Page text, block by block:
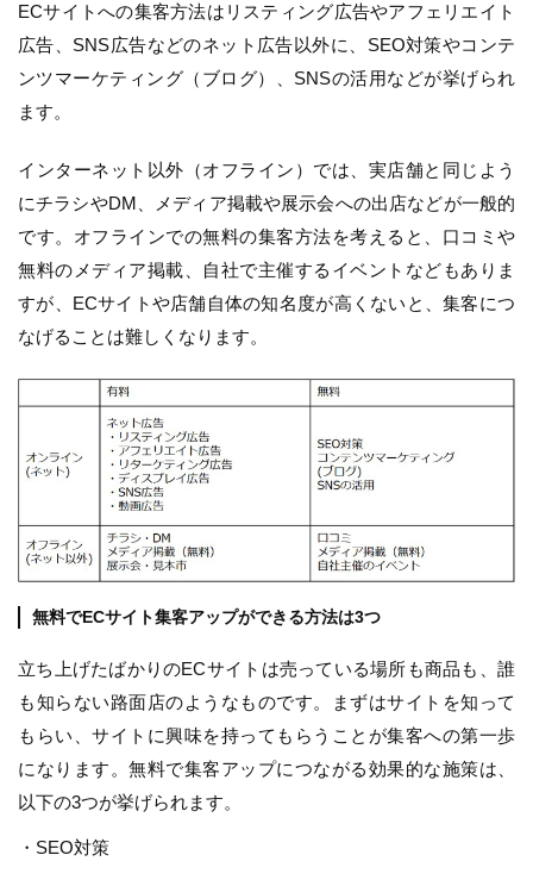
ECサイトへの集客方法はリスティング広告やアフェリエイト
広告、SNS広告などのネット広告以外に、SEO対策やコンテ
ンツマーケティング（ブログ）、SNSの活用などが挙げられ
ます。
インターネット以外（オフライン）では、実店舗と同じよう
にチラシやDM、メディア掲載や展示会への出店などが一般的
です。オフラインでの無料の集客方法を考えると、口コミや
無料のメディア掲載、自社で主催するイベントなどもありま
すが、ECサイトや店舗自体の知名度が高くないと、集客につ
なげることは難しくなります。
無料でECサイト集客アップができる方法は3つ
立ち上げたばかりのECサイトは売っている場所も商品も、誰
も知らない路面店のようなものです。まずはサイトを知って
もらい、サイトに興味を持ってもらうことが集客への第一歩
になります。無料で集客アップにつながる効果的な施策は、
以下の3つが挙げられます。
・SEO対策